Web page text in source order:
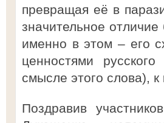
превращая её в
значительное отличие
именно в этом – его
ценностями
смысле этого слова),
Поздравив